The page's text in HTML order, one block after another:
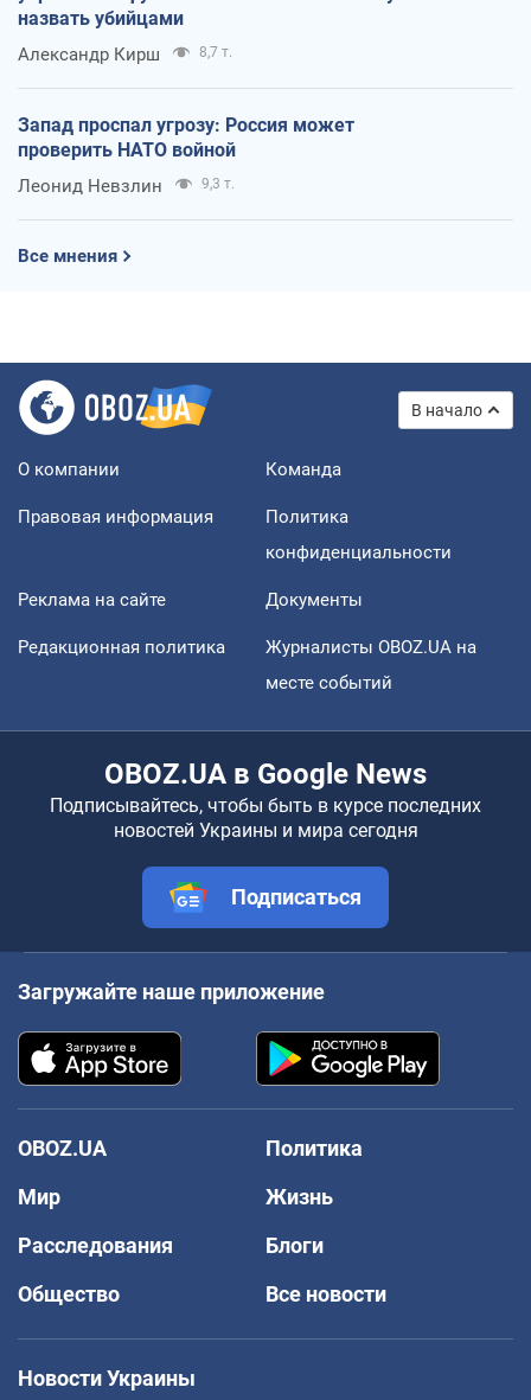
назвать убийцами
Александр Кирш 8,7 т.
Запад проспал угрозу: Россия может
проверить НАТО войной
Леонид Невзлин 9,3 т.
Все мнения
В начало
О компании Команда
Правовая информация
Политика
конфиденциальности
Реклама на сайте Документы
Редакционная политика
Журналисты OBOZ.UA на
месте событий
OBOZ.UA в Google News
Подписывайтесь, чтобы быть в курсе последних
новостей Украины и мира сегодня
Подписаться
Загружайте наше приложение
OBOZ.UA
Политика
Мир
Жизнь
Расследования
Блоги
Общество
Все новости
Новости Украины